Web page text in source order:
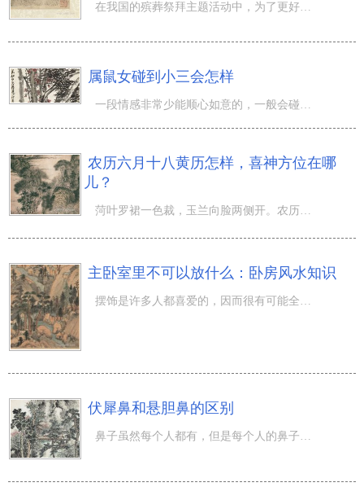
在我国的殡葬祭拜主题活动中，为了更好地做到祭拜的实际效果和目地，大家设计方案了很多忌讳通信规约。这种
属鼠女碰到小三会怎样
农历六月十八黄历怎样，喜神方位在哪
儿？
主卧室里不可以放什么：卧房风水知识
摆饰是许多人都喜爱的，因而很有可能全是要是感觉漂亮，便会往家里边摆。而在其中压根就不容易注重，乃至连
伏犀鼻和悬胆鼻的区别